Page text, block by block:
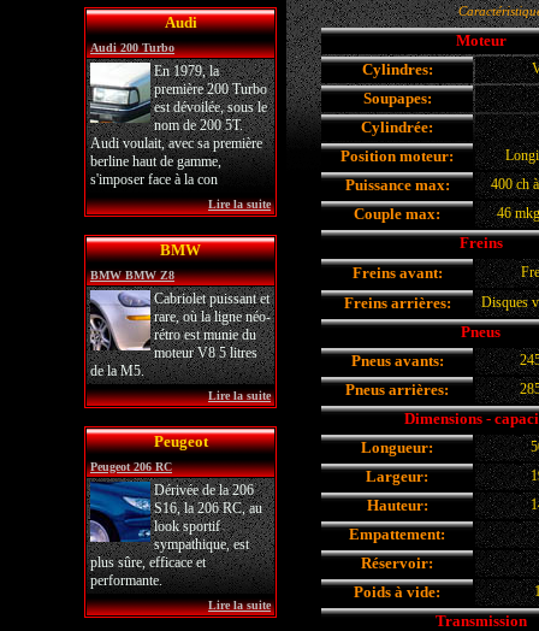
Audi
Audi 200 Turbo
En 1979, la
première 200 Turbo
est dévoilée, sous le
nom de 200 5T.
Audi voulait, avec sa première
berline haut de gamme,
s'imposer face à la con
Lire la suite
BMW
BMW BMW Z8
Cabriolet puissant et
rare, où la ligne néo-
rétro est munie du
moteur V8 5 litres
de la M5.
Lire la suite
Peugeot
Peugeot 206 RC
Dérivée de la 206
S16, la 206 RC, au
look sportif
sympathique, est
plus sûre, efficace et
performante.
Lire la suite
Moteur
Cylindres:
Soupapes:
Cylindrée:
Position moteur:
Puissance max: 400 ch
Couple max: 46
Freins
Freins avant:
Freins arrières: Disques
Pneus
Pneus avants:
Pneus arrières:
Dimensions -
Longueur:
Largeur:
Hauteur:
Empattement:
Réservoir:
Poids à vide:
Transmission